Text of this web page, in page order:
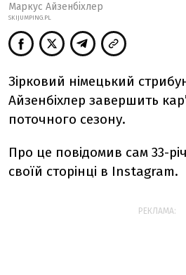
Маркус Айзенбіхлер
SKIJUMPING.PL
Зірковий німецький
Айзенбіхлер завершить
поточного сезону.
Про це повідомив сам 33-
своїй сторінці в Instagram.
РЕКЛАМА: